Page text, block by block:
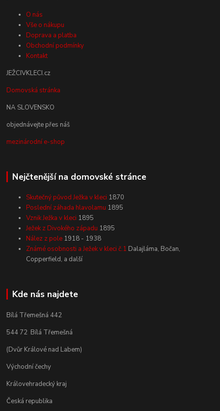
O nás
Vše o nákupu
Doprava a platba
Obchodní podmínky
Kontakt
JEŽCIVKLECI.cz
Domovská stránka
NA SLOVENSKO
objednávejte přes náš
mezinárodní e-shop
Nejčtenější na domovské stránce
Skutečný původ Ježka v kleci 1870
Poslední záhada hlavolamu 1895
Vznik Ježka v kleci 1895
Ježek z Divokého západu 1895
Nález z pole 1918 - 1938
Známé osobnosti a Ježek v kleci č.1 Dalajláma, Bočan,
Copperfield, a další
Kde nás najdete
Bílá Třemešná 442
544 72 Bílá Třemešná
(Dvůr Králové nad Labem)
Východní čechy
Královehradecký kraj
Česká republika